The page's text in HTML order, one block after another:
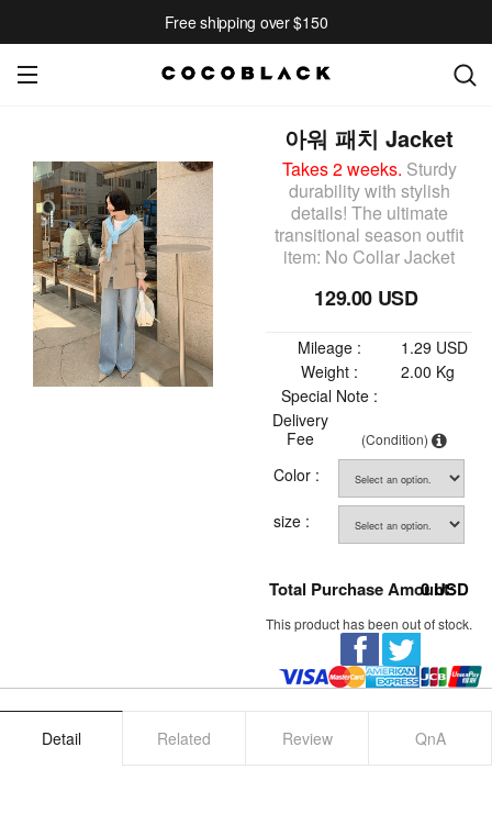
Free shipping over $150
아워 패치 Jacket
Takes 2 weeks. Sturdy
durability with stylish
details! The ultimate
transitional season outfit
item: No Collar Jacket
129.00 USD
Mileage :
1.29 USD
Weight :
2.00 Kg
Special Note :
Delivery
Fee
(Condition)
Color :
size :
Total Purchase Amount:
0USD
This product has been out of stock.
Detail Related Review QnA